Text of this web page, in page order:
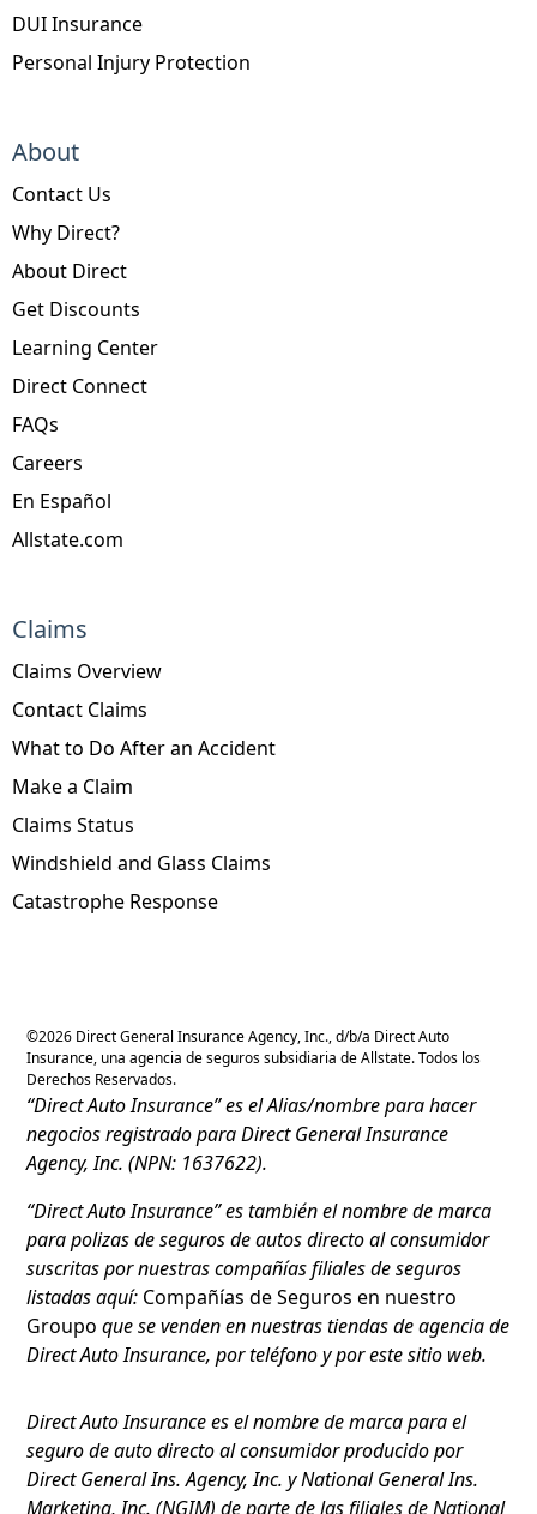
DUI Insurance
Personal Injury Protection
About
Contact Us
Why Direct?
About Direct
Get Discounts
Learning Center
Direct Connect
FAQs
Careers
En Español
Allstate.com
Claims
Claims Overview
Contact Claims
What to Do After an Accident
Make a Claim
Claims Status
Windshield and Glass Claims
Catastrophe Response
©2026 Direct General Insurance Agency, Inc., d/b/a Direct Auto
Insurance, una agencia de seguros subsidiaria de Allstate. Todos los
Derechos Reservados.
“Direct Auto Insurance” es el Alias/nombre para hacer
negocios registrado para Direct General Insurance
Agency, Inc. (NPN: 1637622).
“Direct Auto Insurance” es también el nombre de marca
para polizas de seguros de autos directo al consumidor
suscritas por nuestras compañías filiales de seguros
listadas aquí: Compañías de Seguros en nuestro
Groupo que se venden en nuestras tiendas de agencia de
Direct Auto Insurance, por teléfono y por este sitio web.
Direct Auto Insurance es el nombre de marca para el
seguro de auto directo al consumidor producido por
Direct General Ins. Agency, Inc. y National General Ins.
Marketing, Inc. (NGIM) de parte de las filiales de National